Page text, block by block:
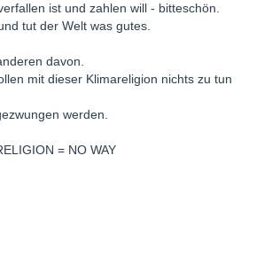
ist und zahlen will - bitteschön.
tut der Welt was gutes.
davon.
mit dieser Klimareligion nichts zu tun
werden.
= NO WAY